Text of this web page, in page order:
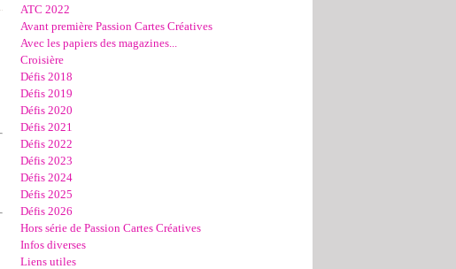
ATC 2022
Avant première Passion Cartes Créatives
Avec les papiers des magazines...
Croisière
Défis 2018
Défis 2019
Défis 2020
Défis 2021
Défis 2022
Défis 2023
Défis 2024
Défis 2025
Défis 2026
Hors série de Passion Cartes Créatives
Infos diverses
Liens utiles